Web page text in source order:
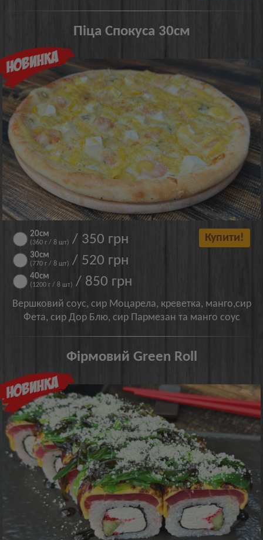
Піца Спокуса 30см
20см
(360 г / 8 шт) / 350 грн
30см
(770 г / 8 шт) / 520 грн
40см
(1200 г / 8 шт) / 850 грн
Купити!
Вершковий соус, сир Моцарела, креветка, манго,сир
Фета, сир Дор Блю, сир Пармезан та манго соус
Фірмовий Green Roll